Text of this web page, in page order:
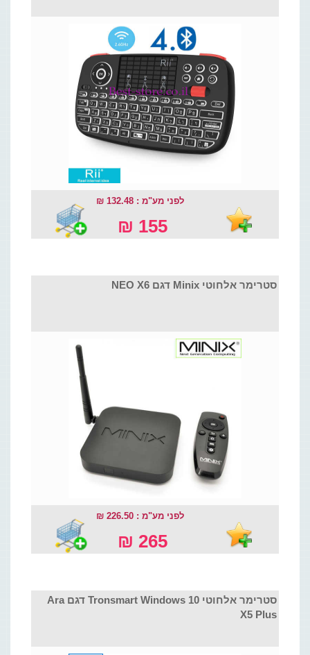
לפני מע"מ : 132.48 ₪
155 ₪
סטרימר אלחוטי Minix דגם NEO X6
לפני מע"מ : 226.50 ₪
265 ₪
סטרימר אלחוטי Tronsmart Windows 10 דגם Ara
X5 Plus